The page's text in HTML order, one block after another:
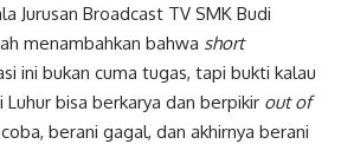
Jurusan Broadcast TV SMK Budi
menambahkan bahwa short
ini bukan cuma tugas, tapi bukti kalau
Luhur bisa berkarya dan berpikir out of
berani gagal, dan akhirnya berani